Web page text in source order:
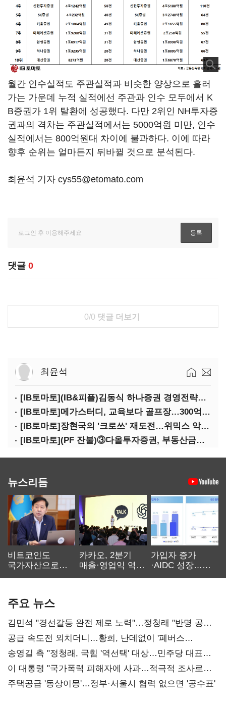
월간 인수실적도 주관실적과 비슷한 양상으로 흘러
가는 가운데 누적 실적에선 주관과 인수 모두에서 K
B증권가 1위 탈환에 성공했다. 다만 2위인 NH투자증
권과의 격차는 주관실적에서는 5000억원 미만, 인수
실적에서는 800억원대 차이에 불과하다. 이에 따라
향후 순위는 얼마든지 뒤바뀔 것으로 분석된다.
최윤석 기자 cys55@etomato.com
댓글 0
0/0 댓글 더보기
최윤석
[IB토마토](IB&피플)김동식 하나증권 경영전략본부장
[IB토마토]메가스터디, 교육보다 골프장…300억 대여 뒤 보증 리스크
[IB토마토]장현국의 '크로쓰' 재도전…위믹스 악몽 지울 수 있나
[IB토마토](PF 잔불)③다올투자증권, 부동산금융 줄였지만 정상화는 진행형
뉴스리듬
비트코인도
국가자산으로…'
카카오, 2분기
매출·영업익 역대
가입자 증가
·AIDC 성장…
주요 뉴스
김민석 "경선갈등 완전 제로 노력"…정청래 "반명 공세
사과부터"
공급 속도전 외치더니…황희, 난데없이 '폐버스
리모델링' 제안
송영길 측 "정청래, 국힘 '역선택' 대상…민주당 대표로
총선 지휘 못해"
이 대통령 "국가폭력 피해자에 사과…적극적 조사로
진실 밝혀야"
주택공급 '동상이몽'…정부·서울시 협력 없으면 '공수표'